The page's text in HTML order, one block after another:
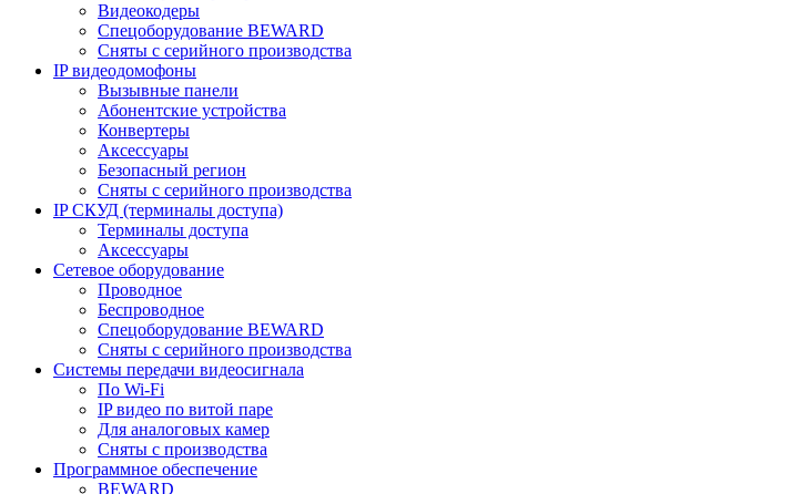
Видеокодеры
Спецоборудование BEWARD
Сняты с серийного производства
IP видеодомофоны
Вызывные панели
Абонентские устройства
Конвертеры
Аксессуары
Безопасный регион
Сняты с серийного производства
IP СКУД (терминалы доступа)
Терминалы доступа
Аксессуары
Сетевое оборудование
Проводное
Беспроводное
Спецоборудование BEWARD
Сняты с серийного производства
Системы передачи видеосигнала
По Wi-Fi
IP видео по витой паре
Для аналоговых камер
Сняты с производства
Программное обеспечение
BEWARD